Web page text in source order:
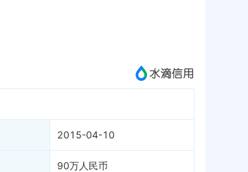
成为vip查看
2015-04-10
90万人民币